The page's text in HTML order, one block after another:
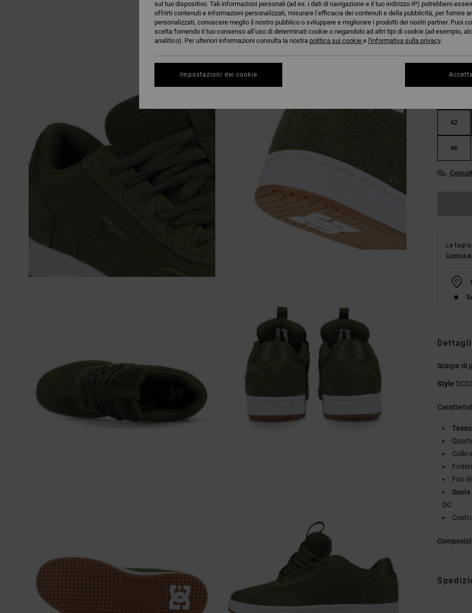
42
46
La
Compra
Scarpe di
Style
Collo
Fori
DC
sul tuo dispositivo. Tali informazioni personali (ad es. i dati di navigazione e il tuo indirizzo IP) potrebbero
offrirti contenuti e informazioni personalizzati, misurare l’efficacia dei contenuti e della pubblicità, per fornire
personalizzati, conoscere meglio il nostro pubblico o sviluppare e migliorare i prodotti dei nostri partner. Puoi
scelta fornendo il tuo consenso all’uso di determinati cookie o negandolo ad altri tipi di cookie (ad esempio,
analitico). Per ulteriori informazioni consulta la nostra politica sui cookie e l'informativa sulla privacy.
Impostazioni dei cookie